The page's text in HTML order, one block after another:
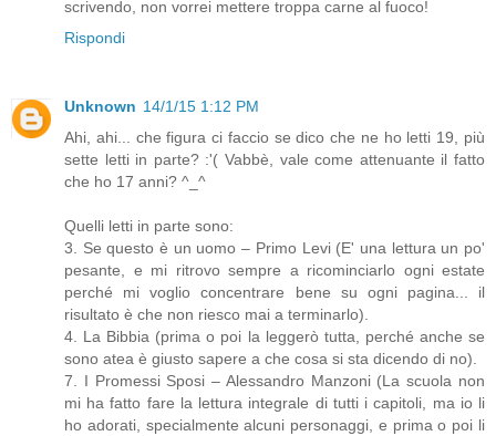
scrivendo, non vorrei mettere troppa carne al fuoco!
Rispondi
Unknown 14/1/15 1:12 PM
Ahi, ahi... che figura ci faccio se dico che ne ho letti 19, più
sette letti in parte? :'( Vabbè, vale come attenuante il fatto
che ho 17 anni? ^_^
Quelli letti in parte sono:
3. Se questo è un uomo – Primo Levi (E' una lettura un po'
pesante, e mi ritrovo sempre a ricominciarlo ogni estate
perché mi voglio concentrare bene su ogni pagina... il
risultato è che non riesco mai a terminarlo).
4. La Bibbia (prima o poi la leggerò tutta, perché anche se
sono atea è giusto sapere a che cosa si sta dicendo di no).
7. I Promessi Sposi – Alessandro Manzoni (La scuola non
mi ha fatto fare la lettura integrale di tutti i capitoli, ma io li
ho adorati, specialmente alcuni personaggi, e prima o poi li